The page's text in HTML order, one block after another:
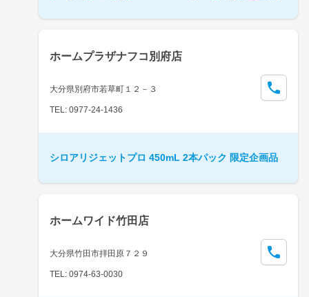
ホームプラザナフコ別府店
大分県別府市若草町１２－３
TEL: 0977-24-1436
シロアリジェットプロ 450mL 2本パック 限定企画品
ホームワイド竹田店
大分県竹田市拝田原７２９
TEL: 0974-63-0030